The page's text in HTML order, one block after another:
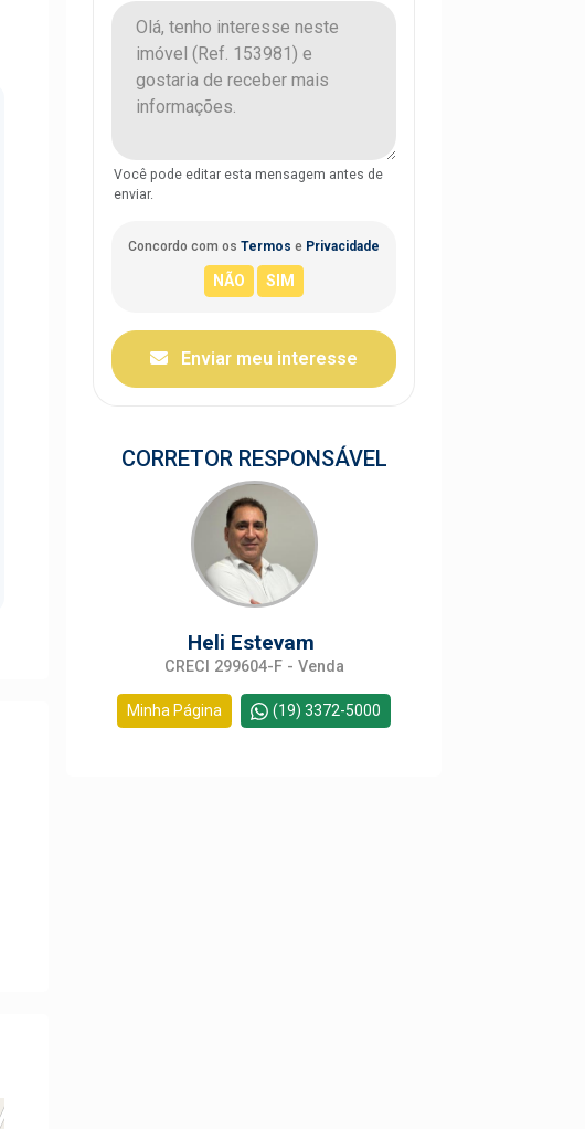
Você pode editar esta mensagem antes de
enviar.
Concordo com os Termos e Privacidade
Enviar meu interesse
CORRETOR RESPONSÁVEL
Heli Estevam
CRECI 299604-F - Venda
Minha Página (19) 3372-5000